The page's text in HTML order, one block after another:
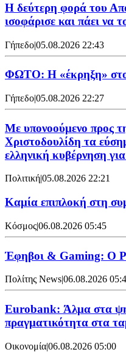
Η δεύτερη φορά του
ισοφάρισε και πάει να
Γήπεδο|05.08.2026 22:43
ΦΩΤΟ: Η «έκρηξη» στο
Γήπεδο|05.08.2026 22:27
Με υπονοούμενο προς
Χριστοδουλίδη τα
ελληνική κυβέρνηση
Πολιτική|05.08.2026 22:21
Καμία επιπλοκή στη
Κόσμος|06.08.2026 05:45
Έφηβοι & Gaming: Ο
Πολίτης News|06.08.2026
Eurobank: Άλμα στα
πραγματικότητα στα
Οικονομία|06.08.2026 05:00